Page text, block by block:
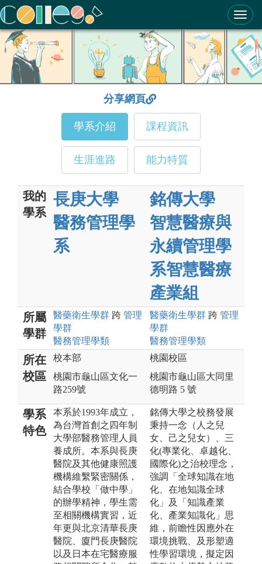
ColleGo! 大學選才與高中育才輔助系統
分享網頁
學系介紹 課程資訊
生涯進路 能力特質
我的
學系
長庚大學
醫務管理學
系
銘傳大學
智慧醫療與
永續管理學
系智慧醫療
產業組
所屬
學群
醫藥衛生學群 跨 管理
學群
醫務管理學類
醫藥衛生學群 跨 管理
學群
醫務管理學類
所在
校區
校本部
桃園市龜山區文化一
路259號
桃園校區
桃園市龜山區大同里
德明路 5 號
學系
特色
本系於1993年成立，
為台灣首創之四年制
大學部醫務管理人員
養成所。本系與長庚
醫院及其他健康照護
機構維繫緊密關係，
結合學校「做中學」
的辦學精神，學生需
至相關機構實習，近
年更與北京清華長庚
醫院、廈門長庚醫院
以及日本在宅醫療服
銘傳大學之校務發展
秉持一念（人之兒
女、己之兒女）、三
化(專業化、卓越化、
國際化)之治校理念，
強調「全球知識在地
化、在地知識全球
化」及「知識產業
化、產業知識化」思
維，前瞻性因應外在
環境挑戰、及形塑適
性學習環境，擬定因